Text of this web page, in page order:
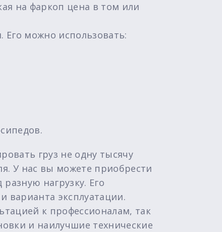
на фаркоп цена в том или
Его можно использовать:
груз не одну тысячу
У нас вы можете приобрести
нагрузку. Его
варианта эксплуатации.
к профессионалам, так
и наилучшие технические